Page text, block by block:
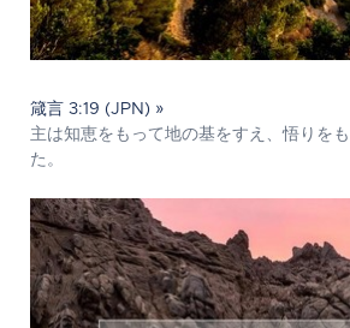
箴言 3:19 (JPN) »
主は知恵をもって地の基をすえ、悟りを
た。